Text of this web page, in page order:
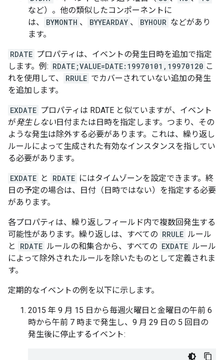
など）。他の類似したコンポーネントに
は、
BYMONTH 、 BYYEARDAY 、 BYHOUR などがあり
ます。
RDATE プロパティは、イベントの発生日時を追加で指定
します。例: RDATE;VALUE=DATE:19970101,19970120 こ
れを使用して、
RRULE でカバーされていない追加の発生
を追加します。
EXDATE プロパティは RDATE と似ていますが、イベント
が発生しない日付または日時を指定します。つまり、その
ような発生は除外する必要があります。これは、繰り返し
ルールによって生成された有効なインスタンスを指してい
る必要があります。
EXDATE と RDATE にはタイムゾーンを設定できます。終
日の予定の場合は、日付（日時ではない）を指定する必要
があります。
各プロパティは、繰り返しフィールド内で複数回発生する
可能性があります。繰り返しは、すべての RRULE ルール
と
RDATE ルールの和集合から、すべての EXDATE ルール
によって除外されたルールを除いたものとして定義されま
す。
定期的なイベントの例を以下に示します。
2015 年 9 月 15 日から毎週火曜日と金曜日の午前 6
時から午前 7 時まで発生し、9 月 29 日の 5 回目の
発生後に停止するイベント: